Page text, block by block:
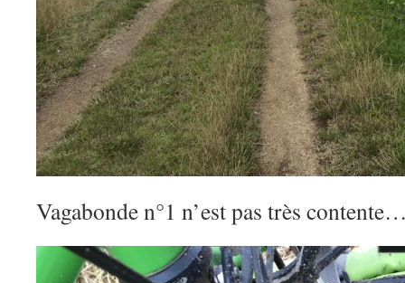
Vagabonde n°1 n’est pas très